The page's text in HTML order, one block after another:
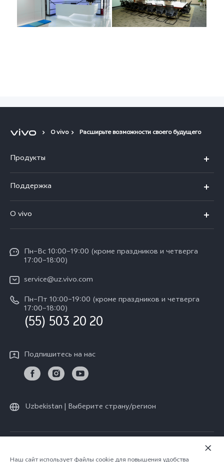
О vivo Расширьте возможности своего будущего
Продукты
V50 Lite
Y29
Поддержка
Funtouch OS
Сервисные центры
IMEI аутентификация
Запрос стоимости запчастей
Обновление системы
Инструкции по гарантии vivo
O vivo
Пресс Центр
Карьера в vivo
Юридическая информация
О нас
Стабильность
Пн–Вс 10:00–19:00 (кроме праздников и четверга
17:00–18:00)
service@uz.vivo.com
Пн–Пт 10:00–19:00 (кроме праздников и четверга
17:00–18:00)
(55) 503 20 20
Подпишитесь на нас
Uzbekistan | Выберите страну/регион